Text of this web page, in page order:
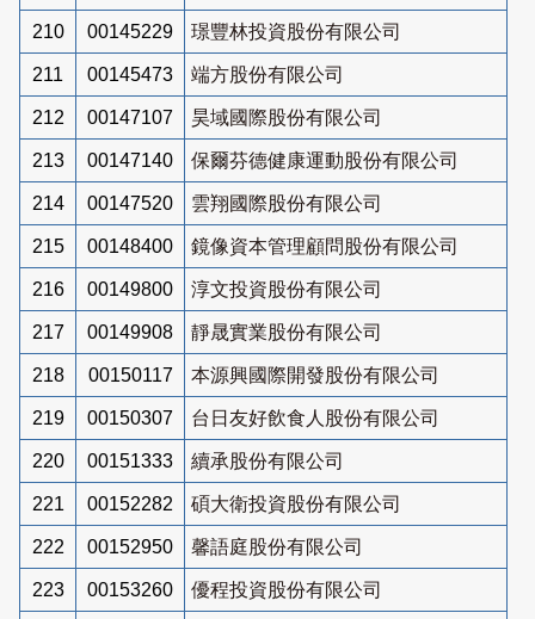
210 00145229 璟豐林投資股份有限公司
211 00145473 端方股份有限公司
212 00147107 昊域國際股份有限公司
213 00147140 保爾芬德健康運動股份有限公司
214 00147520 雲翔國際股份有限公司
215 00148400 鏡像資本管理顧問股份有限公司
216 00149800 淳文投資股份有限公司
217 00149908 靜晟實業股份有限公司
218 00150117 本源興國際開發股份有限公司
219 00150307 台日友好飲食人股份有限公司
220 00151333 續承股份有限公司
221 00152282 碩大衛投資股份有限公司
222 00152950 馨語庭股份有限公司
223 00153260 優程投資股份有限公司